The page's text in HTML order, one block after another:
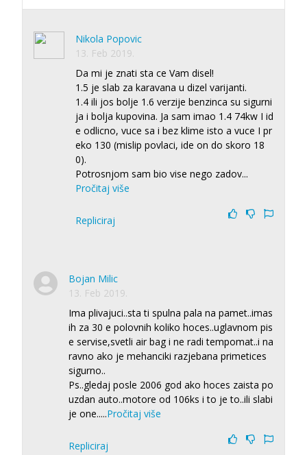
Nikola Popovic
13. Feb 2019.
Da mi je znati sta ce Vam disel!
1.5 je slab za karavana u dizel varijanti.
1.4 ili jos bolje 1.6 verzije benzinca su sigurni
ja i bolja kupovina. Ja sam imao 1.4 74kw I id
e odlicno, vuce sa i bez klime isto a vuce I pr
eko 130 (mislip povlaci, ide on do skoro 18
0).
Potrosnjom sam bio vise nego zadov...
Pročitaj više
Repliciraj
Bojan Milic
13. Feb 2019.
Ima plivajuci..sta ti spulna pala na pamet..imas
ih za 30 e polovnih koliko hoces..uglavnom pis
e servise,svetli air bag i ne radi tempomat..i na
ravno ako je mehanciki razjebana primetices
sigurno..
Ps..gledaj posle 2006 god ako hoces zaista po
uzdan auto..motore od 106ks i to je to..ili slabi
je one.....Pročitaj više
Repliciraj